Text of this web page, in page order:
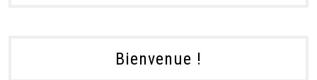
Bienvenue !